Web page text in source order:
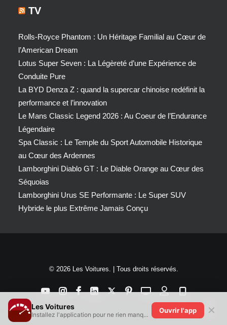
TV
Rolls-Royce Phantom : Un Héritage Familial au Cœur de
l’American Dream
Lotus Super Seven : La Légèreté d’une Expérience de
Conduite Pure
La BYD Denza Z : quand la supercar chinoise redéfinit la
performance et l’innovation
Le Mans Classic Legend 2026 : Au Coeur de l’Endurance
Légendaire
Spa Classic : Le Temple du Sport Automobile Historique
au Cœur des Ardennes
Lamborghini Diablo GT : Le Diable Orange au Cœur des
Séquoias
Lamborghini Urus SE Performante : Le Super SUV
Hybride le plus Extrême Jamais Conçu
© 2026 Les Voitures. | Tous droits réservés.
Les Voitures
Installez l'application pour ne rien manquer !
Ouvrir l'app ✕